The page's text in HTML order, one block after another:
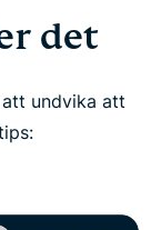
det
undvika att